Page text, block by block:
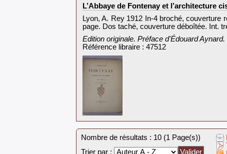
‎L’Abbaye de Fontenay et l’architecture
‎Lyon, A. Rey 1912 In-4 broché, couverture
page. Dos taché, couverture déboîtée. Int.
‎Edition originale. Préface d'Édouard Aynard.
Référence libraire : 47512
Nombre de résultats : 10 (1 Page(s))
Trier par :